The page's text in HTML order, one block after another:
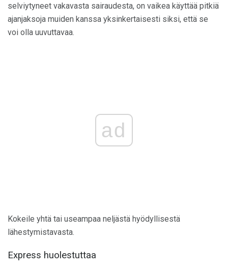
selviytyneet vakavasta sairaudesta, on vaikea käyttää pitkiä
ajanjaksoja muiden kanssa yksinkertaisesti siksi, että se
voi olla uuvuttavaa.
ad
Kokeile yhtä tai useampaa neljästä hyödyllisestä
lähestymistavasta.
Express huolestuttaa